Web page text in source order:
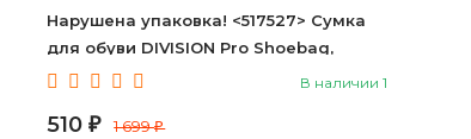
Нарушена упаковка! <517527> Сумка
для обуви DIVISION Pro Shoebag,
темно синий Jögel (ЦБ-00001325)В наличии 1
510₽ 1 699₽